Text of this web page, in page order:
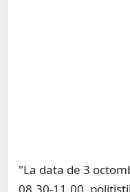
"La data de 3